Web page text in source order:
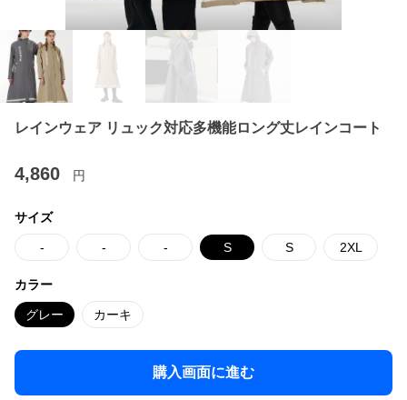
レインウェア リュック対応多機能ロング丈レインコート
4,860 円
サイズ
- - - S S 2XL
カラー
グレー カーキ
購入画面に進む